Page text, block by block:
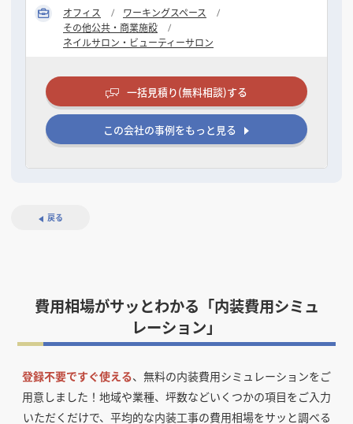
オフィス
ワーキングスペース
その他公共・商業施設
ネイルサロン・ビューティーサロン
一括見積り(無料相談)する
この会社の事例をもっと見る
戻る
費用相場がサッとわかる「内装費用シミュ
レーション」
登録不要ですぐ使える、無料の内装費用シミュレーションをご
用意しました！ 地域や業種、坪数などいくつかの項目をご入力
いただくだけで、平均的な内装工事の費用相場をサッと調べる